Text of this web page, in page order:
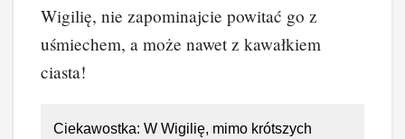
Wigilię, nie zapominajcie powitać go z
uśmiechem, a może nawet z kawałkiem
ciasta!
Ciekawostka: W Wigilię, mimo krótszych